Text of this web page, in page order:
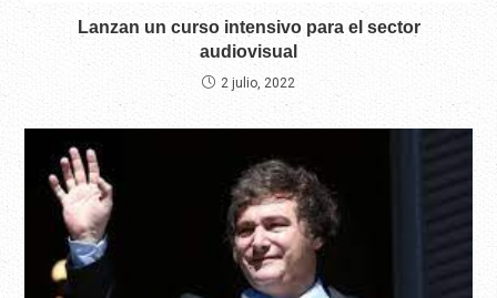
Lanzan un curso intensivo para el sector
audiovisual
2 julio, 2022